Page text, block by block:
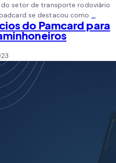
setor de transporte rodoviário
se destacou como …
do Pamcard para